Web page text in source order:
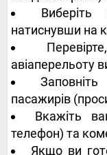
натиснувши на
авіаперельоту
пасажирів
Вкажіть
телефон) та
Якщо ви